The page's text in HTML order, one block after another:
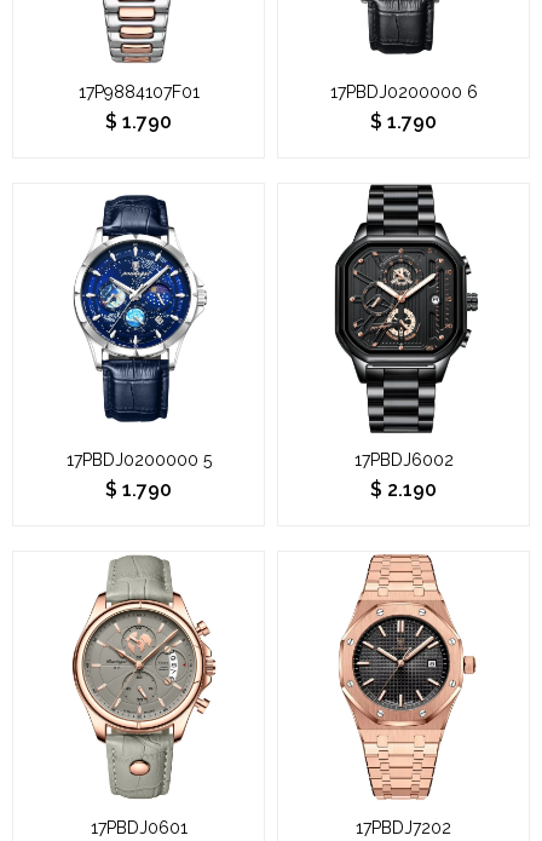
17P9884107F01
$ 1.790
17PBDJ0200000 6
$ 1.790
17PBDJ0200000 5
$ 1.790
17PBDJ6002
$ 2.190
17PBDJ0601 17PBDJ7202